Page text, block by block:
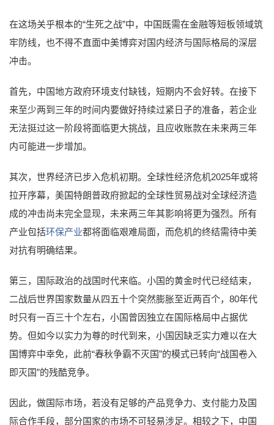
在这场关乎根本的“生死之战”中，中国既需在金融等短板领域筑
牢防线，也不得不直面中美博弈对国内经济与国际格局的深层
冲击。
首先，中国地方政府环境支付缺钱，短期内不会好转。在接下
来至少两到三年的时间内要做好持续过紧日子的准备，若企业
无法挺过这一阶段将面临更大挑战，且应收账款在未来两三年
内可能进一步增加。
其次，世界经济已步入危机初期。全球性经济危机2025年或将
拉开序幕，美国特朗普政府掀起的全球性贸易战对全球经济造
成的冲击尚未完全显现，未来两三年其影响将更为强烈。所有
产业包括环保产业都将面临艰难局面，而危机的终结需待中美
对抗有明确结果。
第三，国际政治的战国时代来临。小国的黄金时代已经结束，
二战后世界国家数量从四五十个突然膨胀至近两百个，80年代
时只有一百三十个左右，小国曾因独立在国际格局中占据优
势。但如今以实力为尊的时代到来，小国因缺乏实力难以在大
国博弈中幸免，此前“春秋争霸不灭国”的模式已转向“战国卷入
即灭国”的残酷竞争。
因此，做国际市场，若没有足够的产品竞争力、支付能力及国
际合作手段，部分国家的市场不可轻易涉足。相较之下，中国